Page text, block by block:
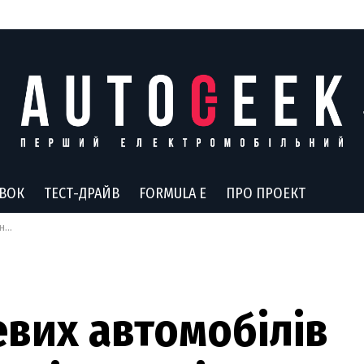
ТЕСТ-ДРАЙВ FORMULA E ПРО ПРОЕКТ
автомобілів